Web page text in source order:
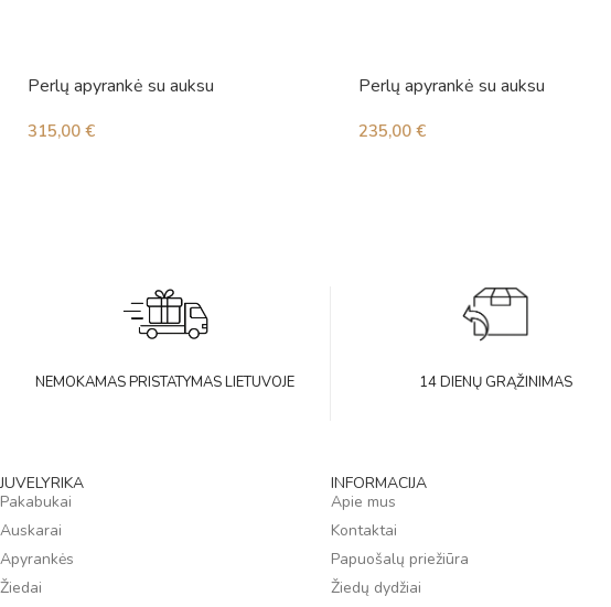
Perlų apyrankė su auksu
315,00 €
Perlų apyrankė su auksu
235,00 €
NEMOKAMAS PRISTATYMAS LIETUVOJE 14 DIENŲ GRĄŽINIMAS
JUVELYRIKA
Pakabukai
Auskarai
Apyrankės
Žiedai
INFORMACIJA
Apie mus
Kontaktai
Papuošalų priežiūra
Žiedų dydžiai